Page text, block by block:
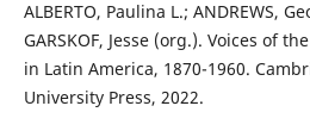
ALBERTO, Paulina L.; ANDREWS,
GARSKOF, Jesse (org.). Voices of
in Latin America, 1870-1960.
University Press, 2022.